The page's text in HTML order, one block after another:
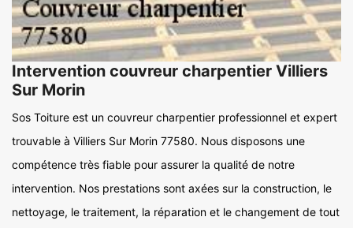
Intervention couvreur charpentier Villiers
Sur Morin
Sos Toiture est un couvreur charpentier professionnel et expert
trouvable à Villiers Sur Morin 77580. Nous disposons une
compétence très fiable pour assurer la qualité de notre
intervention. Nos prestations sont axées sur la construction, le
nettoyage, le traitement, la réparation et le changement de tout